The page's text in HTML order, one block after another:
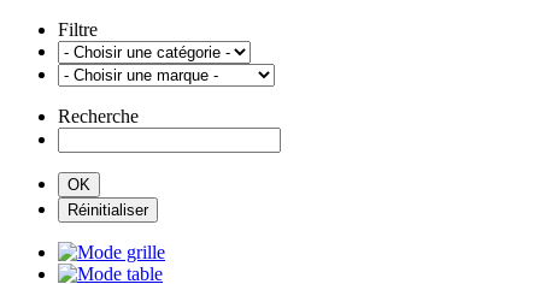
Filtre
Recherche